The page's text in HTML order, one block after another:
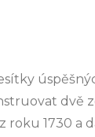
dvě
roku 1730 a